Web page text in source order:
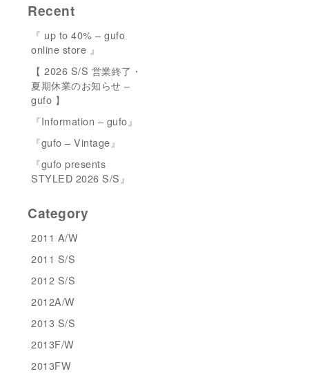
Recent
『 up to 40% – gufo
online store 』
【 2026 S/S 営業終了・
夏期休業のお知らせ –
gufo 】
『Information – gufo』
『gufo – Vintage』
『gufo presents
STYLED 2026 S/S』
Category
2011 A/W
2011 S/S
2012 S/S
2012A/W
2013 S/S
2013F/W
2013FW